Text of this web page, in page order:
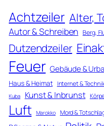
Achtzeiler Alter,
Autor & Schreiben Berg,
Dutzendzeiler
Feuer Gebäude &
Haus & Heimat Internet &
Kuba Kunst & Inbrunst
Luft Marokko Mord &